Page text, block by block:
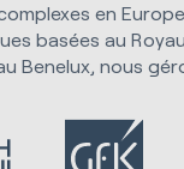
en
basées au
Benelux, nous